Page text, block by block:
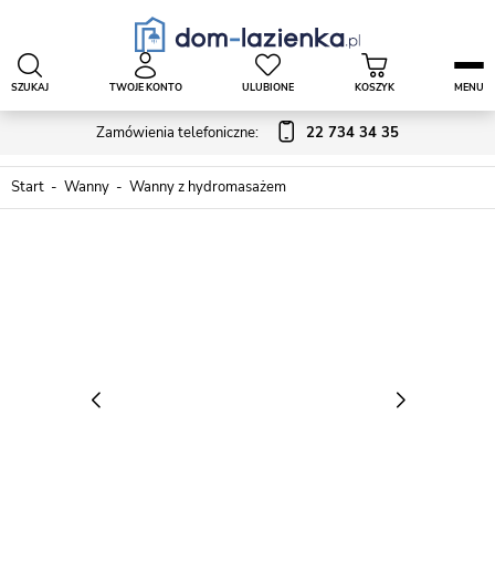
Zamówienia telefoniczne: 22 734 34 35
SZUKAJ TWOJE KONTO ULUBIONE KOSZYK MENU
Start Wanny Wanny z hydromasażem